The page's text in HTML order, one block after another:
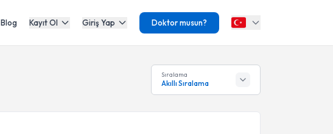
Blog Kayıt Ol Giriş Yap Doktor musun?
Sıralama
Akıllı Sıralama